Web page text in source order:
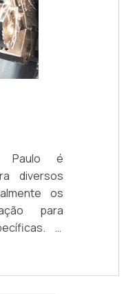
Paulo é
diversos
os
para
O
por
por vez,